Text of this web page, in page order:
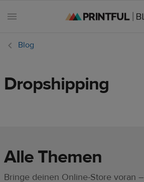
Alle
Feiertage
Einsteiger-
Blog
Dropshipping
Alle Themen
Bringe deinen Online-Store voran